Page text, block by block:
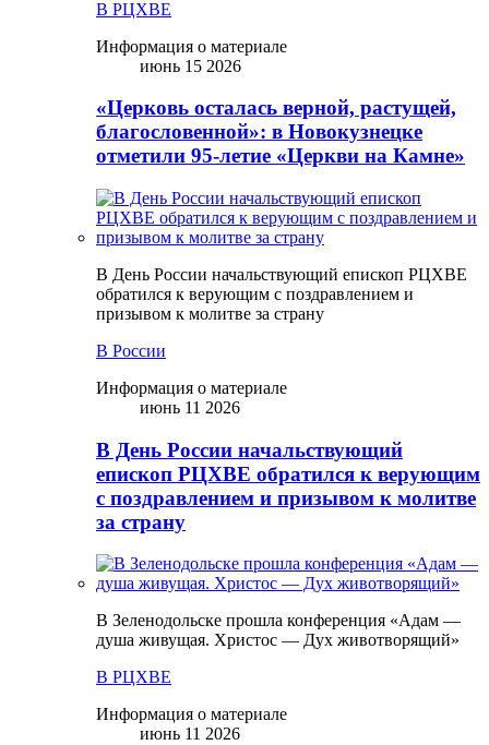
В РЦХВЕ
Информация о материале
июнь 15 2026
«Церковь осталась верной, растущей,
благословенной»: в Новокузнецке
отметили 95-летие «Церкви на Камне»
В День России начальствующий епископ РЦХВЕ
обратился к верующим с поздравлением и
призывом к молитве за страну
В России
Информация о материале
июнь 11 2026
В День России начальствующий
епископ РЦХВЕ обратился к верующим
с поздравлением и призывом к молитве
за страну
В Зеленодольске прошла конференция «Адам —
душа живущая. Христос — Дух животворящий»
В РЦХВЕ
Информация о материале
июнь 11 2026